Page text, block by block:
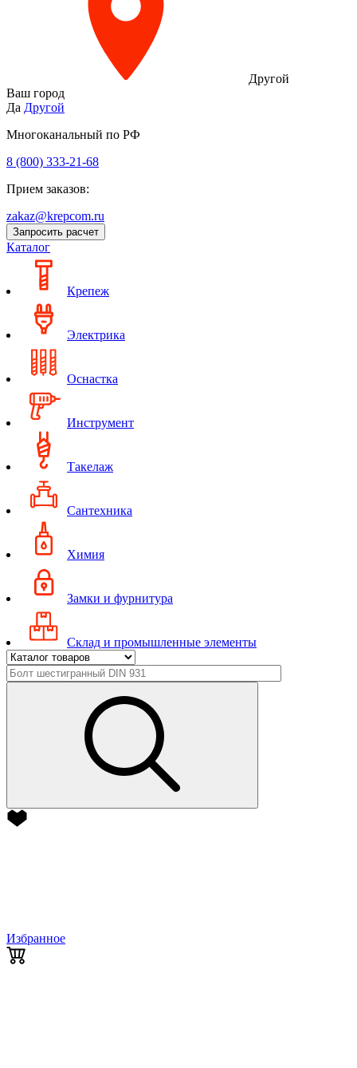
Другой
Ваш город
Да Другой
Многоканальный по РФ
8 (800) 333‑21-68
Прием заказов:
zakaz@krepcom.ru
Запросить расчет
Каталог
Крепеж
Электрика
Оснастка
Инструмент
Такелаж
Сантехника
Химия
Замки и фурнитура
Склад и промышленные элементы
Избранное